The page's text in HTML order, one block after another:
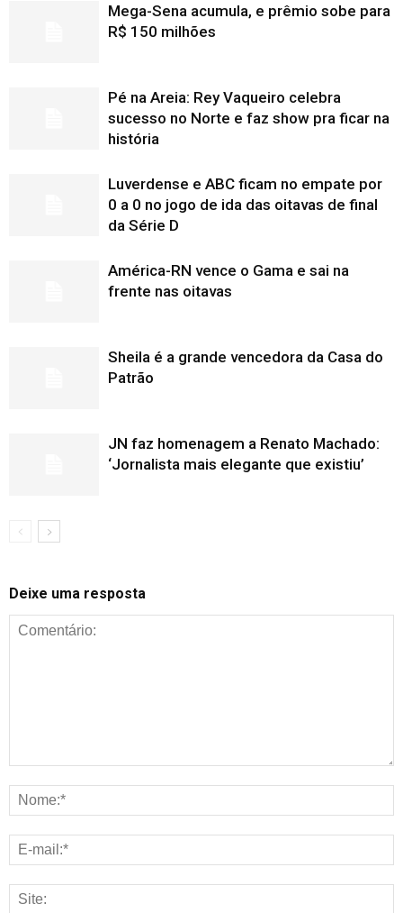
Mega-Sena acumula, e prêmio sobe para
R$ 150 milhões
Pé na Areia: Rey Vaqueiro celebra
sucesso no Norte e faz show pra ficar na
história
Luverdense e ABC ficam no empate por
0 a 0 no jogo de ida das oitavas de final
da Série D
América-RN vence o Gama e sai na
frente nas oitavas
Sheila é a grande vencedora da Casa do
Patrão
JN faz homenagem a Renato Machado:
‘Jornalista mais elegante que existiu’
Deixe uma resposta